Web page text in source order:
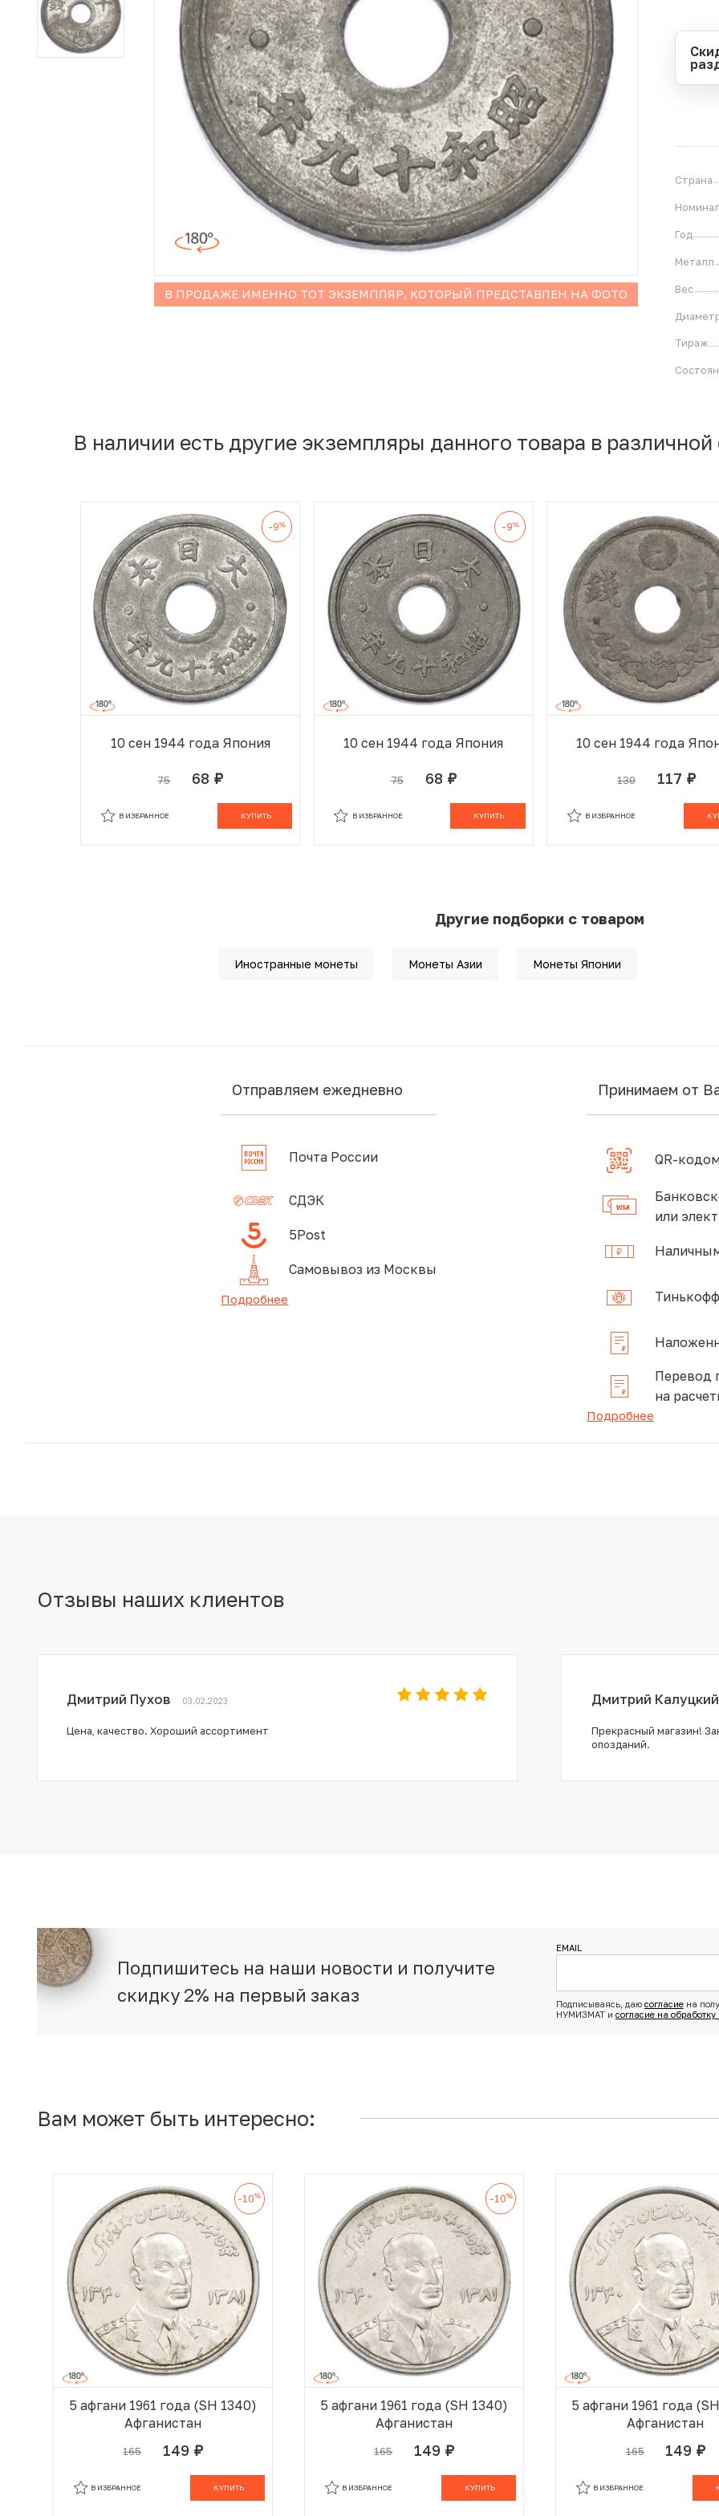
Иностранные монеты
Неофициальные выпуски монет (Unusual)
Античные и средневековые монеты
В ПРОДАЖЕ ИМЕННО ТОТ ЭКЗЕМПЛЯР, КОТОРЫЙ ПРЕДСТАВЛЕН НА ФОТО
Страна
Номинал
Год
Металл
Вес
Тираж
В наличии есть другие экземпляры данного товара в различной
-9%
10 сен 1944 года Япония
75 68 руб.
КУПИТЬ
В ИЗБРАННОЕ
-9%
10 сен 1944 года Япония
75 68 руб.
КУПИТЬ
В ИЗБРАННОЕ
10 сен 1944 года
130 117 руб.
В ИЗБРАННОЕ
Другие подборки с товаром
Иностранные монеты Монеты Азии Монеты Японии
Отправляем ежедневно
Почта России
СДЭК
5Post
Самовывоз из Москвы
Подробнее
Принимаем от
QR-
или
Перевод
на
Подробнее
Отзывы наших клиентов
Дмитрий Пухов 03.02.2023
Цена, качество. Хороший ассортимент
Дмитрий Калуцкий
Прекрасный магазин!
опозданий.
Подпишитесь на наши новости и получите
скидку 2% на первый заказ
EMAIL
Подписываясь, даю согласиена
НУМИЗМАТ и согласие на
Вам может быть интересно:
-10%
5 афгани 1961 года (SH 1340)
Афганистан
165 149 руб.
КУПИТЬ
В ИЗБРАННОЕ
-10%
5 афгани 1961 года (SH 1340)
Афганистан
165 149 руб.
КУПИТЬ
В ИЗБРАННОЕ
5 афгани 1961 года
Афганистан
165 149 руб.
В ИЗБРАННОЕ